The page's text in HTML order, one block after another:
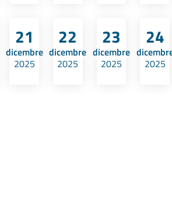
21
dicembre
2025
22
dicembre
2025
23
dicembre
2025
24
2025